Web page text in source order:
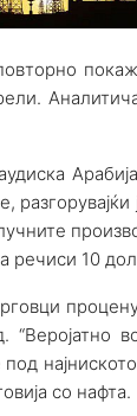
речиси 10
“Веројатно
под
со нафта.